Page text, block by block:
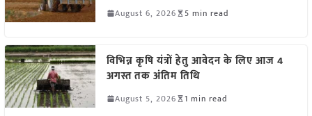
August 6, 2026 5 min read
विभिन्न कृषि यंत्रों हेतु आवेदन के लिए आज 4
अगस्त तक अंतिम तिथि
August 5, 2026 1 min read